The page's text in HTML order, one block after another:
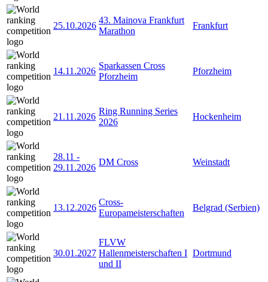
25.10.2026
43. Mainova Frankfurt
Marathon
Frankfurt
14.11.2026
Sparkassen Cross
Pforzheim
Pforzheim
21.11.2026
Ring Running Series
2026
Hockenheim
28.11 -
29.11.2026
DM Cross Weinstadt
13.12.2026
Cross-
Europameisterschaften
Belgrad (Serbien)
30.01.2027
FLVW
Hallenmeisterschaften I
und II
Dortmund